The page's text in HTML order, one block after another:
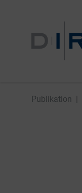
Publikation